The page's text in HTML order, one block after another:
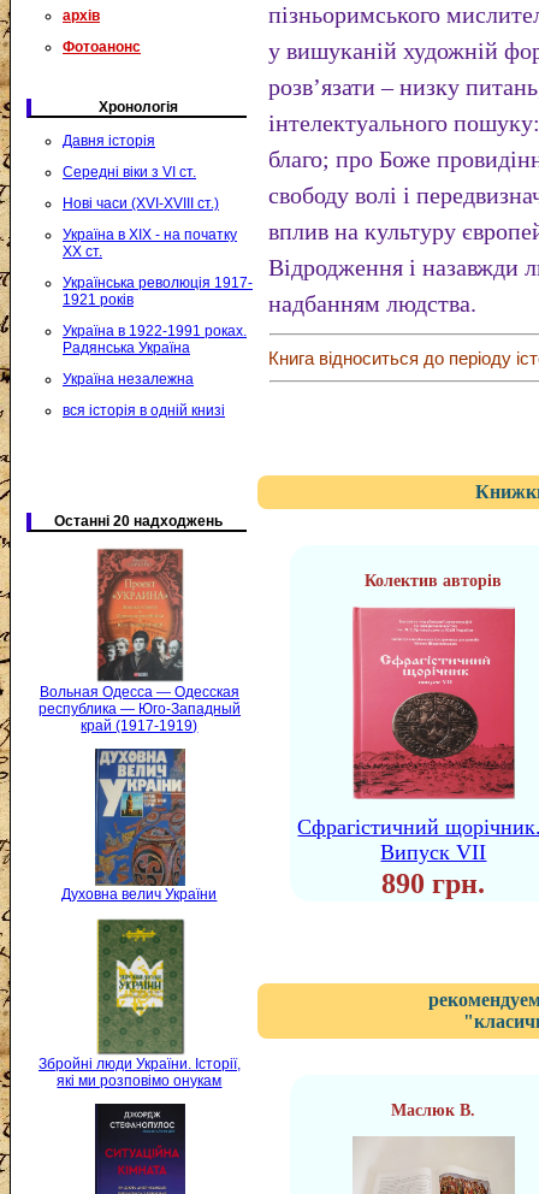
архів
Фотоанонс
Хронологія
Давня історія
Середні віки з VI ст.
Нові часи (XVI-XVIII ст.)
Україна в XIX - на початку
XX ст.
Українська революція 1917-
1921 років
Україна в 1922-1991 роках.
Радянська Україна
Україна незалежна
вся історія в одній книзі
Останні 20 надходжень
Вольная Одесса — Одесская
республика — Юго-Западный
край (1917-1919)
Духовна велич України
Збройні люди України. Історії,
які ми розповімо онукам
пізньоримського
у вишуканій художній
розв’язати – низку
інтелектуального
благо; про Боже
свободу волі і
вплив на культуру
Відродження і назавжди
надбанням людства.
Книга відноситься до періоду
Колектив авторів
Сфрагістичний
Випуск VII
890 грн.
Маслюк В.